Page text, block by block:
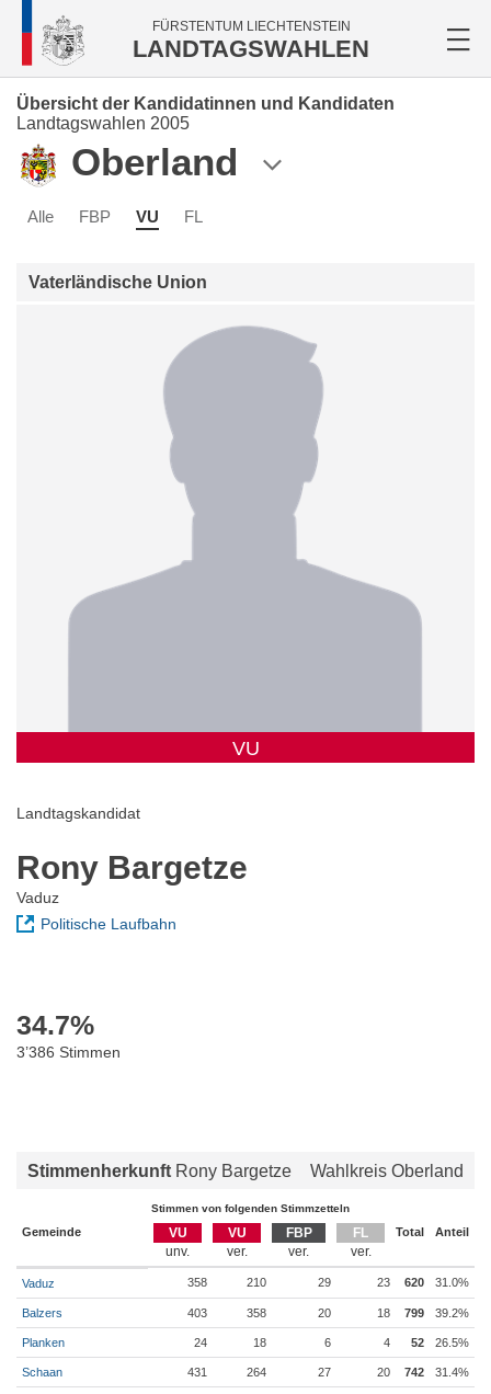
FÜRSTENTUM LIECHTENSTEIN
LANDTAGSWAHLEN
Übersicht der Kandidatinnen und Kandidaten
Landtagswahlen 2005
Oberland
Alle FBP VU FL
Vaterländische Union
VU
Landtagskandidat
Rony Bargetze
Vaduz
Politische Laufbahn
34.7%
3’386 Stimmen
Stimmenherkunft Rony Bargetze Wahlkreis Oberland
Stimmen von folgenden Stimmzetteln
Gemeinde VU VU FBP FL Total Anteil
Vaduz 358 210 29 23 620 31.0%
Balzers 403 358 20 18 799 39.2%
Planken 24 18 6 4 52 26.5%
Schaan 431 264 27 20 742 31.4%